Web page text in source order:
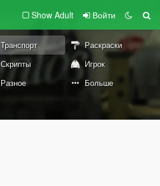
Show Adult Войти
Транспорт
Раскраски
Скрипты
Игрок
Разное Больше